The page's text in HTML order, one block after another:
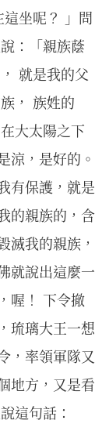
坐呢？ 」問
：「親族蔭
就是我的父
， 族姓的
大太陽之下
涼，是好的。
有保護，就是
的親族的，含
滅我的親族，
就說出這麼一
喔！ 下令撤
琉璃大王一想
，率領軍隊又
地方，又是看
這句話：